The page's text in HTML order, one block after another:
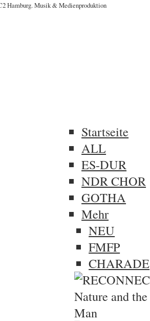
Startseite
ALL
ES-DUR
NDR CHOR
GOTHA
Mehr
NEU
FMFP
CHARADE